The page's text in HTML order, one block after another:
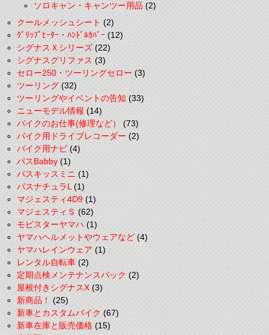
ソロキャン・キャンツー用品(2)
クールメッシュシート(2)
ｸﾞﾘｯﾌﾟﾋｰﾀｰ・ﾊﾝﾄﾞﾙｶﾊﾞｰ(12)
シグナスＸシリーズ(22)
シグナスグリファス(3)
セロー250・ツーリングセロー(3)
ツーリング(32)
ツーリングやイベントの告知(33)
ニューモデル情報(14)
バイクのお仕事(修理など）(73)
バイク用ドライブレコーダー(2)
バイク用ナビ(4)
パスBabby(1)
パスキッスミニ(1)
パスナチュラL(1)
マジェスティ4D9(1)
マジェスティＳ(62)
モビスターヤマハ(1)
ヤマハヘルメットやウェアなど(4)
ヤマハレインウェア(1)
レンタル自転車(2)
定期点検メンテナンスパック(2)
屋根付きシグナスX(3)
新商品！(25)
新車とカスタムバイク(67)
新車在庫と販売価格(15)